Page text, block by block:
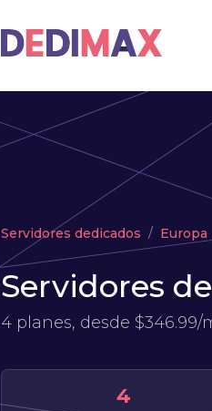
Servidores dedicados Europa
Servidores
4 planes, desde $346.99/
4